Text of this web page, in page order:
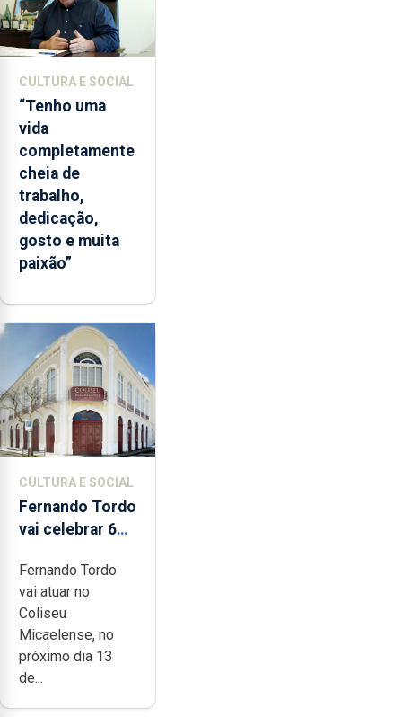
CULTURA E SOCIAL
“Tenho uma
vida
completamente
cheia de
trabalho,
dedicação,
gosto e muita
paixão”
CULTURA E SOCIAL
Fernando Tordo
vai celebrar 60
no Coliseu
Micaelense
Fernando Tordo
vai atuar no
Coliseu
Micaelense, no
próximo dia 13
de...